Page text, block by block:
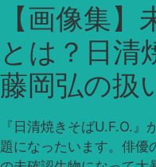
【画像集
とは？日清
藤岡弘の扱
『日清焼きそばU.F.O.
題になったいます。俳優